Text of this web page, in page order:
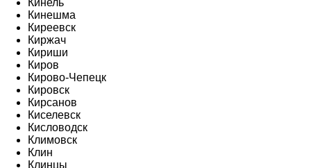
Кинель
Кинешма
Киреевск
Киржач
Кириши
Киров
Кирово-Чепецк
Кировск
Кирсанов
Киселевск
Кисловодск
Климовск
Клин
Клинцы